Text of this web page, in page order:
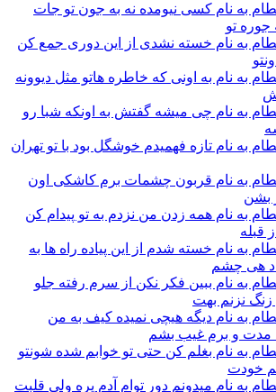
به نام کسی نیومده نه به جون تو جات
جوره تو
به نام خسته نشدی از این دوری جمع کن
به نام به اونی که خاطره هاتو مثل دیوونه
به نام چی میشه گفتش به اونکه شبا رو
به نام تازه فهمیدم خوشگل بود با تو تهران
به نام قربون چشمات برم کاشکی اون
بشن
به نام همه زدن من نزدم به تو پیدام کن
قبله
به نام خسته شدم از این پیاده راه ها به
هی چشم
به نام ببین فکر نکن از سرم رفته جلو
نزنم بهت
به نام دیگه هیچی نمیده کیف به من
مدت و برم غیب بشم
به نام بغلم کن حتی تو خوابم شده شونتو
خودت
به نام میدونم دور توام آدم پره ولی قلبت